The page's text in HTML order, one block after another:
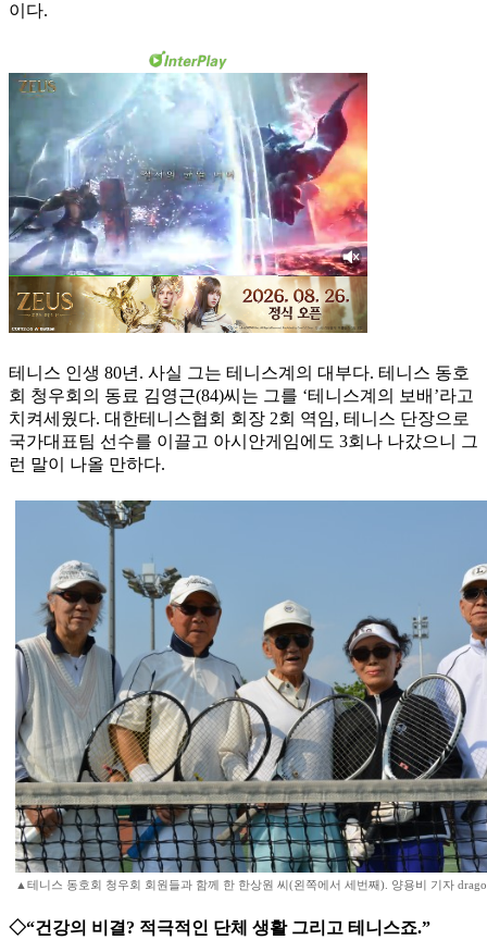
이다.
테니스 인생 80년. 사실 그는 테니스계의 대부다. 테니스 동호
회 청우회의 동료 김영근(84)씨는 그를 ‘테니스계의 보배’라고
치켜세웠다. 대한테니스협회 회장 2회 역임, 테니스 단장으로
국가대표팀 선수를 이끌고 아시안게임에도 3회나 나갔으니 그
런 말이 나올 만하다.
▲테니스 동호회 청우회 회원들과 함께 한 한상원 씨(왼쪽에서 세번째). 양용비 기자
◇“건강의 비결? 적극적인 단체 생활 그리고 테니스죠.”